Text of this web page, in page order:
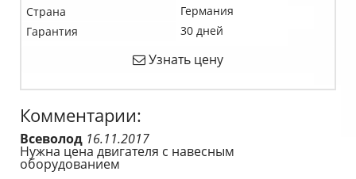
Страна
Германия
Гарантия
30 дней
Узнать цену
Комментарии:
Всеволод 16.11.2017
Нужна цена двигателя с навесным
оборудованием